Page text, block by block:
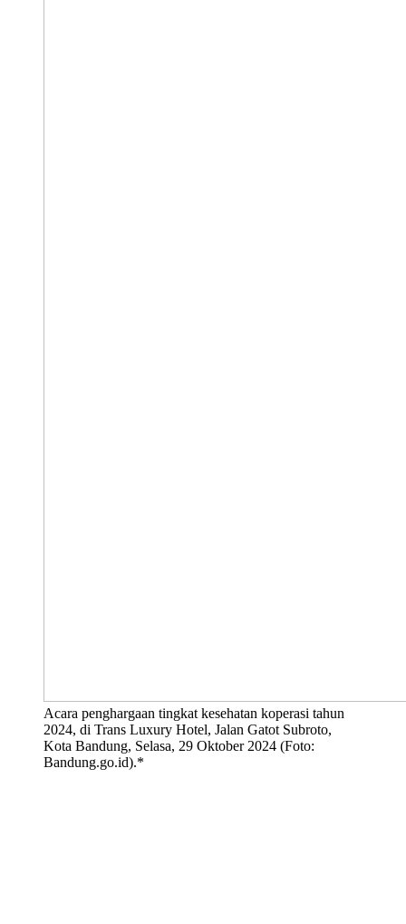
Acara penghargaan tingkat kesehatan koperasi tahun
2024, di Trans Luxury Hotel, Jalan Gatot Subroto,
Kota Bandung, Selasa, 29 Oktober 2024 (Foto:
Bandung.go.id).*